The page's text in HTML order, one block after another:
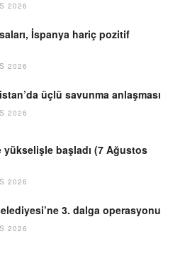
2026
İspanya hariç pozitif
2026
üçlü savunma anlaşması
2026
yükselişle başladı (7 Ağustos
2026
3. dalga operasyonu
2026